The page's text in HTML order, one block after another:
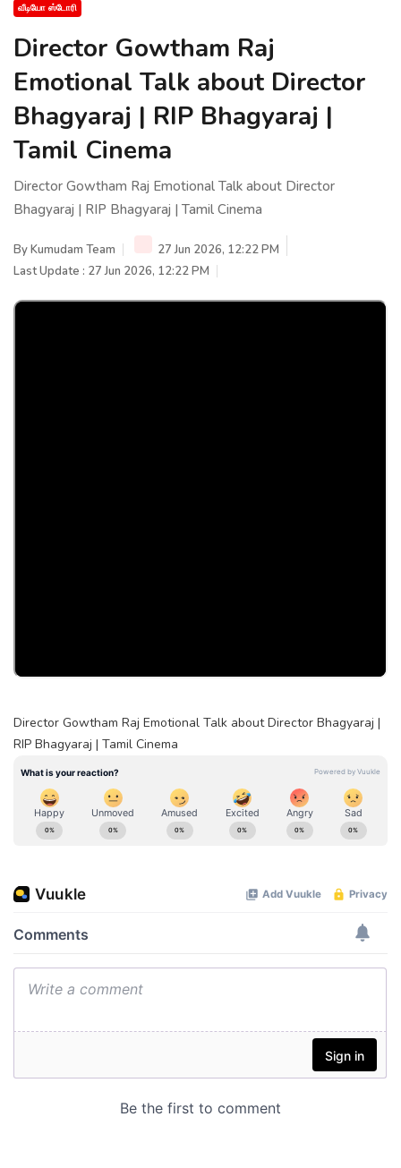
வீடியோ ஸ்டோரி
Director Gowtham Raj
Emotional Talk about Director
Bhagyaraj | RIP Bhagyaraj |
Tamil Cinema
Director Gowtham Raj Emotional Talk about Director
Bhagyaraj | RIP Bhagyaraj | Tamil Cinema
ByKumudam Team
27 Jun 2026, 12:22 PM
Last Update : 27 Jun 2026, 12:22 PM
Director Gowtham Raj Emotional Talk about Director Bhagyaraj |
RIP Bhagyaraj | Tamil Cinema